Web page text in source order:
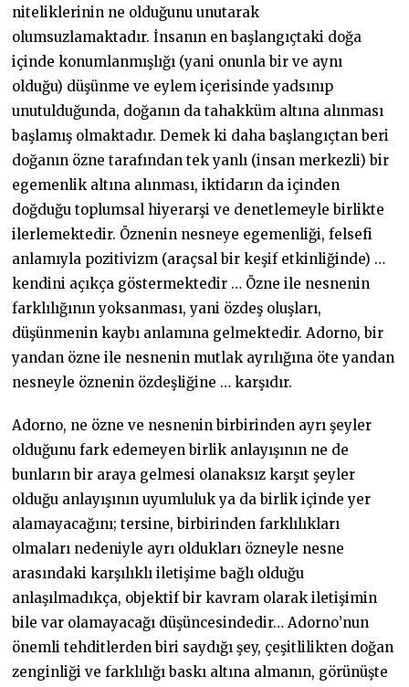
niteliklerinin ne olduğunu unutarak
olumsuzlamaktadır. İnsanın en başlangıçtaki doğa
içinde konumlanmışlığı (yani onunla bir ve aynı
olduğu) düşünme ve eylem içerisinde yadsınıp
unutulduğunda, doğanın da tahakküm altına alınması
başlamış olmaktadır. Demek ki daha başlangıçtan beri
doğanın özne tarafından tek yanlı (insan merkezli) bir
egemenlik altına alınması, iktidarın da içinden
doğduğu toplumsal hiyerarşi ve denetlemeyle birlikte
ilerlemektedir. Öznenin nesneye egemenliği, felsefi
anlamıyla pozitivizm (araçsal bir keşif etkinliğinde) …
kendini açıkça göstermektedir … Özne ile nesnenin
farklılığının yoksanması, yani özdeş oluşları,
düşünmenin kaybı anlamına gelmektedir. Adorno, bir
yandan özne ile nesnenin mutlak ayrılığına öte yandan
nesneyle öznenin özdeşliğine … karşıdır.
Adorno, ne özne ve nesnenin birbirinden ayrı şeyler
olduğunu fark edemeyen birlik anlayışının ne de
bunların bir araya gelmesi olanaksız karşıt şeyler
olduğu anlayışının uyumluluk ya da birlik içinde yer
alamayacağını; tersine, birbirinden farklılıkları
olmaları nedeniyle ayrı oldukları özneyle nesne
arasındaki karşılıklı iletişime bağlı olduğu
anlaşılmadıkça, objektif bir kavram olarak iletişimin
bile var olamayacağı düşüncesindedir… Adorno’nun
önemli tehditlerden biri saydığı şey, çeşitlilikten doğan
zenginliği ve farklılığı baskı altına almanın, görünüşte